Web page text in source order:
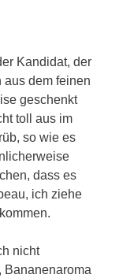
Kandidat, der
aus dem feinen
geschenkt
toll aus im
so wie es
dass es
ich ziehe
nicht
Bananenaroma